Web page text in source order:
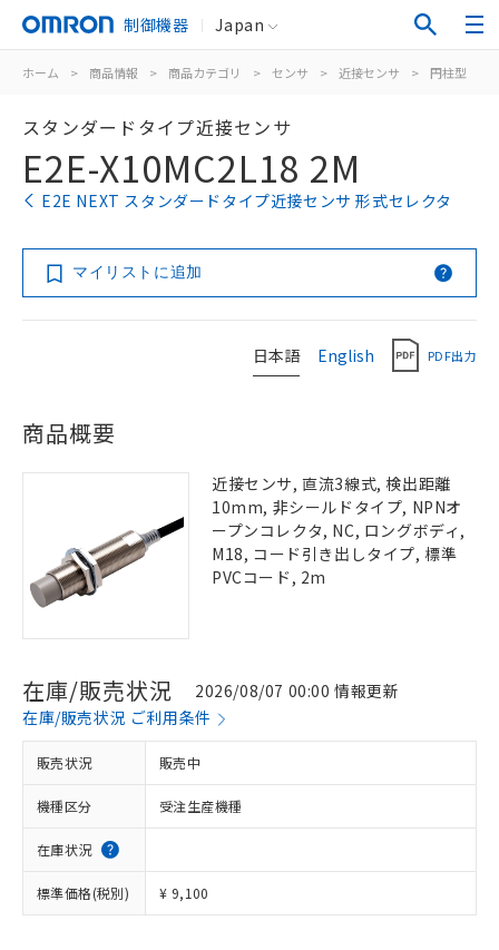
制御機器 Japan
ホーム > 商品情報 > 商品カテゴリ > センサ > 近接センサ > 円柱型
スタンダードタイプ近接センサ
E2E-X10MC2L18 2M
E2E NEXT スタンダードタイプ近接センサ 形式セレクタ
マイリストに追加
日本語 English PDF出力
商品概要
近接センサ, 直流3線式, 検出距離
10mm, 非シールドタイプ, NPNオ
ープンコレクタ, NC, ロングボディ,
M18, コード引き出しタイプ, 標準
PVCコード, 2m
在庫/販売状況
2026/08/07 00:00 情報更新
在庫/販売状況 ご利用条件
販売状況 販売中
機種区分 受注生産機種
在庫状況
標準価格(税別) ¥ 9,100